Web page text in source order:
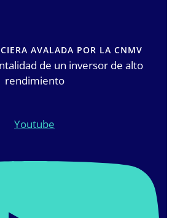
AVALADA POR LA CNMV
de un inversor de alto
rendimiento
Youtube